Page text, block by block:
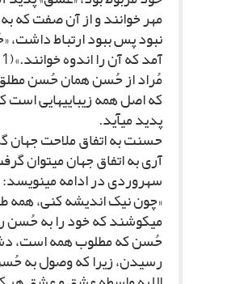
مهر خوانند و از آن صفت که
نبود پس ببود ارتباط داشت،
آمد که آن را اندوه خوانند.»(11)
مُراد از حُسن همان حُسن
که اصل همه زیبایى‏هایى است
پدید مى‏آید.
حسنت به اتفاق ملاحت جهان
آرى به اتفاق جهان مى‏توان
سهروردى در ادامه مى‏نویسد:
«چون نیک اندیشه کنى، همه
مى‏کوشند که خود را به حُسن
حُسن که مطلوب همه است،
رسیدن، زیرا که وصول به